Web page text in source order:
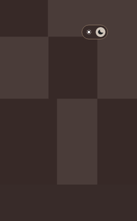
淺色模式
深色模式